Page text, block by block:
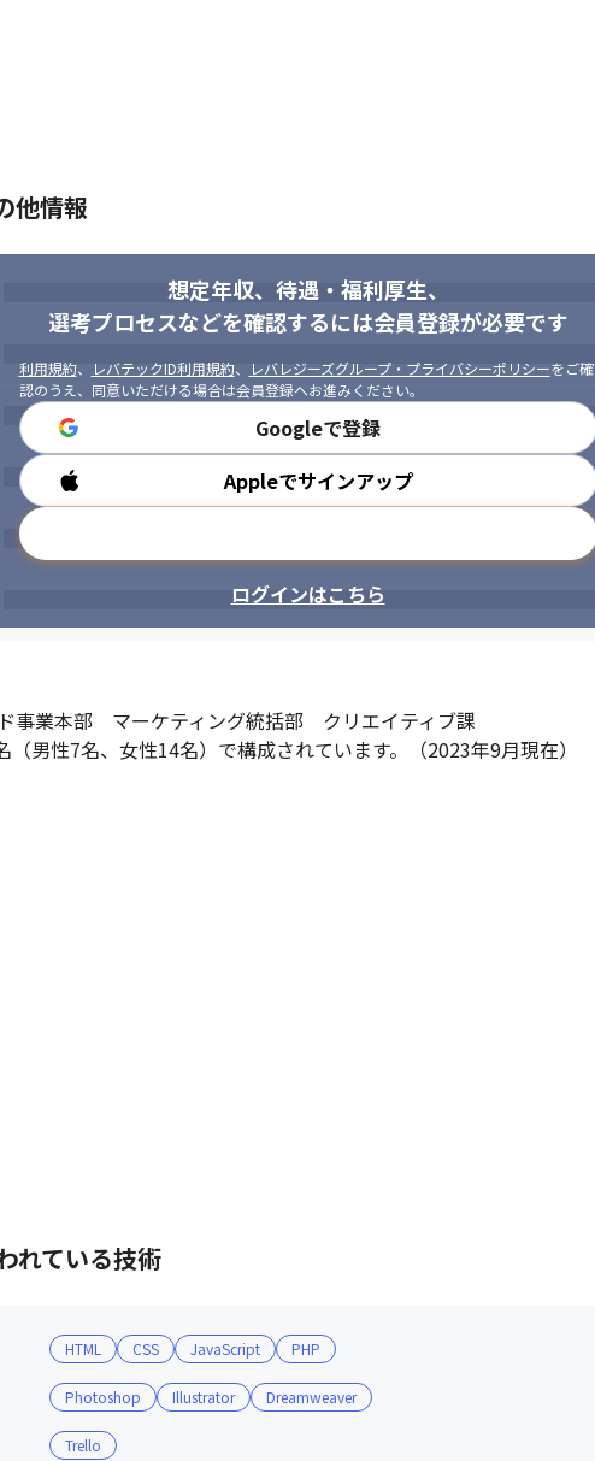
他情報
想定年収、待遇・福利厚生、
選考プロセスなどを確認するには会員登録が必要です
利用規約、 レバテックID利用規約、 レバレジーズグループ・プライバシーポリシーをご確
認のうえ、同意いただける場合は会員登録へお進みください。
Googleで登録
Appleでサインアップ
ログインはこちら
事業本部　マーケティング統括部　クリエイティブ課
男性7名、女性14名）で構成されています。（2023年9月現在）
れている技術
HTML CSS JavaScript PHP
Photoshop Illustrator Dreamweaver
Trello